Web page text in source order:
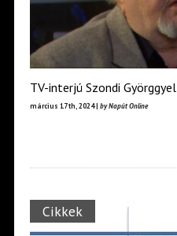
TV-interjú Szondi Györggyel
március 17th, 2024 | by Napút Online
Cikkek